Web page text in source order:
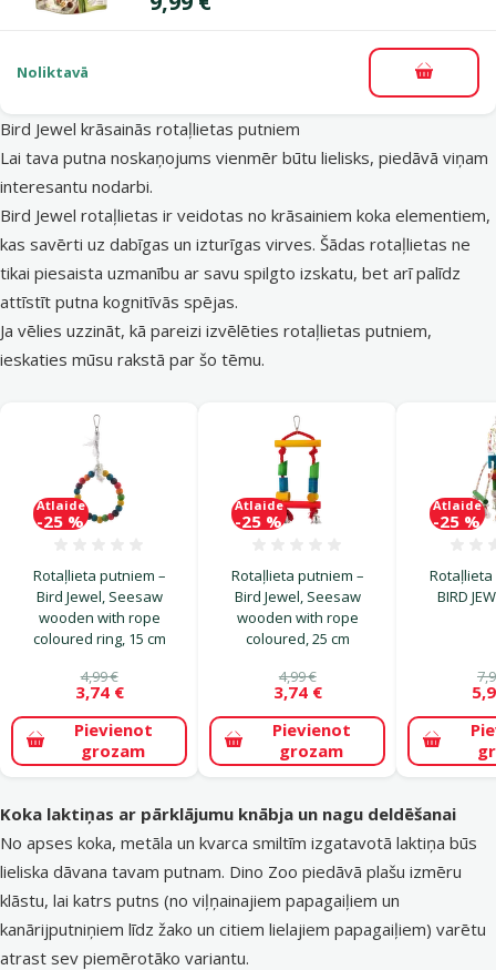
Noliktavā
Bird Jewel krāsainās rotaļlietas putniem
Lai tava putna noskaņojums vienmēr būtu lielisks, piedāvā viņam
interesantu nodarbi.
Bird Jewel rotaļlietas ir veidotas no krāsainiem koka elementiem,
kas savērti uz dabīgas un izturīgas virves. Šādas rotaļlietas ne
tikai piesaista uzmanību ar savu spilgto izskatu, bet arī palīdz
attīstīt putna kognitīvās spējas.
Ja vēlies uzzināt, kā pareizi izvēlēties rotaļlietas putniem,
ieskaties mūsu rakstā par šo tēmu.
Rotaļlieta putniem –
Bird Jewel, Seesaw
wooden with rope
coloured ring, 15 cm
4,99 €
3,74 €
Atlaide
-25 %
Pievienot
grozam
Rotaļlieta putniem –
Bird Jewel, Seesaw
wooden with rope
coloured, 25 cm
4,99 €
3,74 €
Atlaide
-25 %
Pievienot
grozam
BIRD
Atlaide
-25 %
Koka laktiņas ar pārklājumu knābja un nagu deldēšanai
No apses koka, metāla un kvarca smiltīm izgatavotā laktiņa būs
lieliska dāvana tavam putnam. Dino Zoo piedāvā plašu izmēru
klāstu, lai katrs putns (no viļņainajiem papagaiļiem un
kanārijputniņiem līdz žako un citiem lielajiem papagaiļiem) varētu
atrast sev piemērotāko variantu.